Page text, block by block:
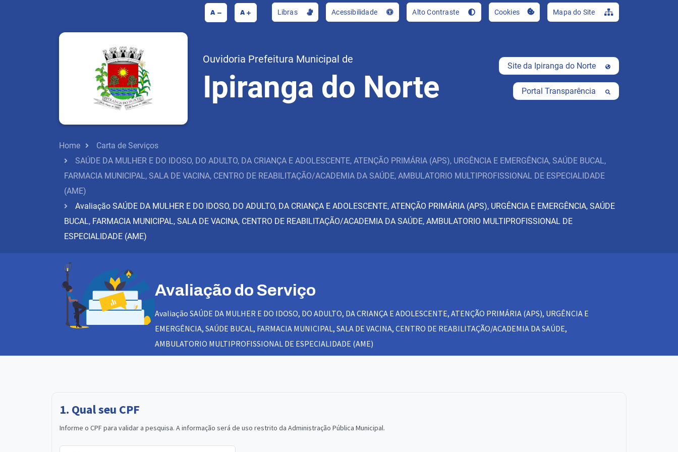
A A Libras Acessibilidade Alto Contraste Cookies Mapa do Site
Ouvidoria Prefeitura Municipal de
Ipiranga do Norte
Site da Ipiranga do Norte
Portal Transparência
Home
Carta de Serviços
SAÚDE DA MULHER E DO IDOSO, DO ADULTO, DA CRIANÇA E ADOLESCENTE, ATENÇÃO PRIMÁRIA (APS), URGÊNCIA E EMERGÊNCIA, SAÚDE BUCAL,
FARMACIA MUNICIPAL, SALA DE VACINA, CENTRO DE REABILITAÇÃO/ACADEMIA DA SAÚDE, AMBULATORIO MULTIPROFISSIONAL DE ESPECIALIDADE
(AME)
Avaliação SAÚDE DA MULHER E DO IDOSO, DO ADULTO, DA CRIANÇA E ADOLESCENTE, ATENÇÃO PRIMÁRIA (APS), URGÊNCIA E EMERGÊNCIA, SAÚDE
BUCAL, FARMACIA MUNICIPAL, SALA DE VACINA, CENTRO DE REABILITAÇÃO/ACADEMIA DA SAÚDE, AMBULATORIO MULTIPROFISSIONAL DE
ESPECIALIDADE (AME)
Avaliação do Serviço
Avaliação SAÚDE DA MULHER E DO IDOSO, DO ADULTO, DA CRIANÇA E ADOLESCENTE, ATENÇÃO PRIMÁRIA (APS), URGÊNCIA E
EMERGÊNCIA, SAÚDE BUCAL, FARMACIA MUNICIPAL, SALA DE VACINA, CENTRO DE REABILITAÇÃO/ACADEMIA DA SAÚDE,
AMBULATORIO MULTIPROFISSIONAL DE ESPECIALIDADE (AME)
1. Qual seu CPF
Informe o CPF para validar a pesquisa. A informação será de uso restrito da Administração Pública Municipal.